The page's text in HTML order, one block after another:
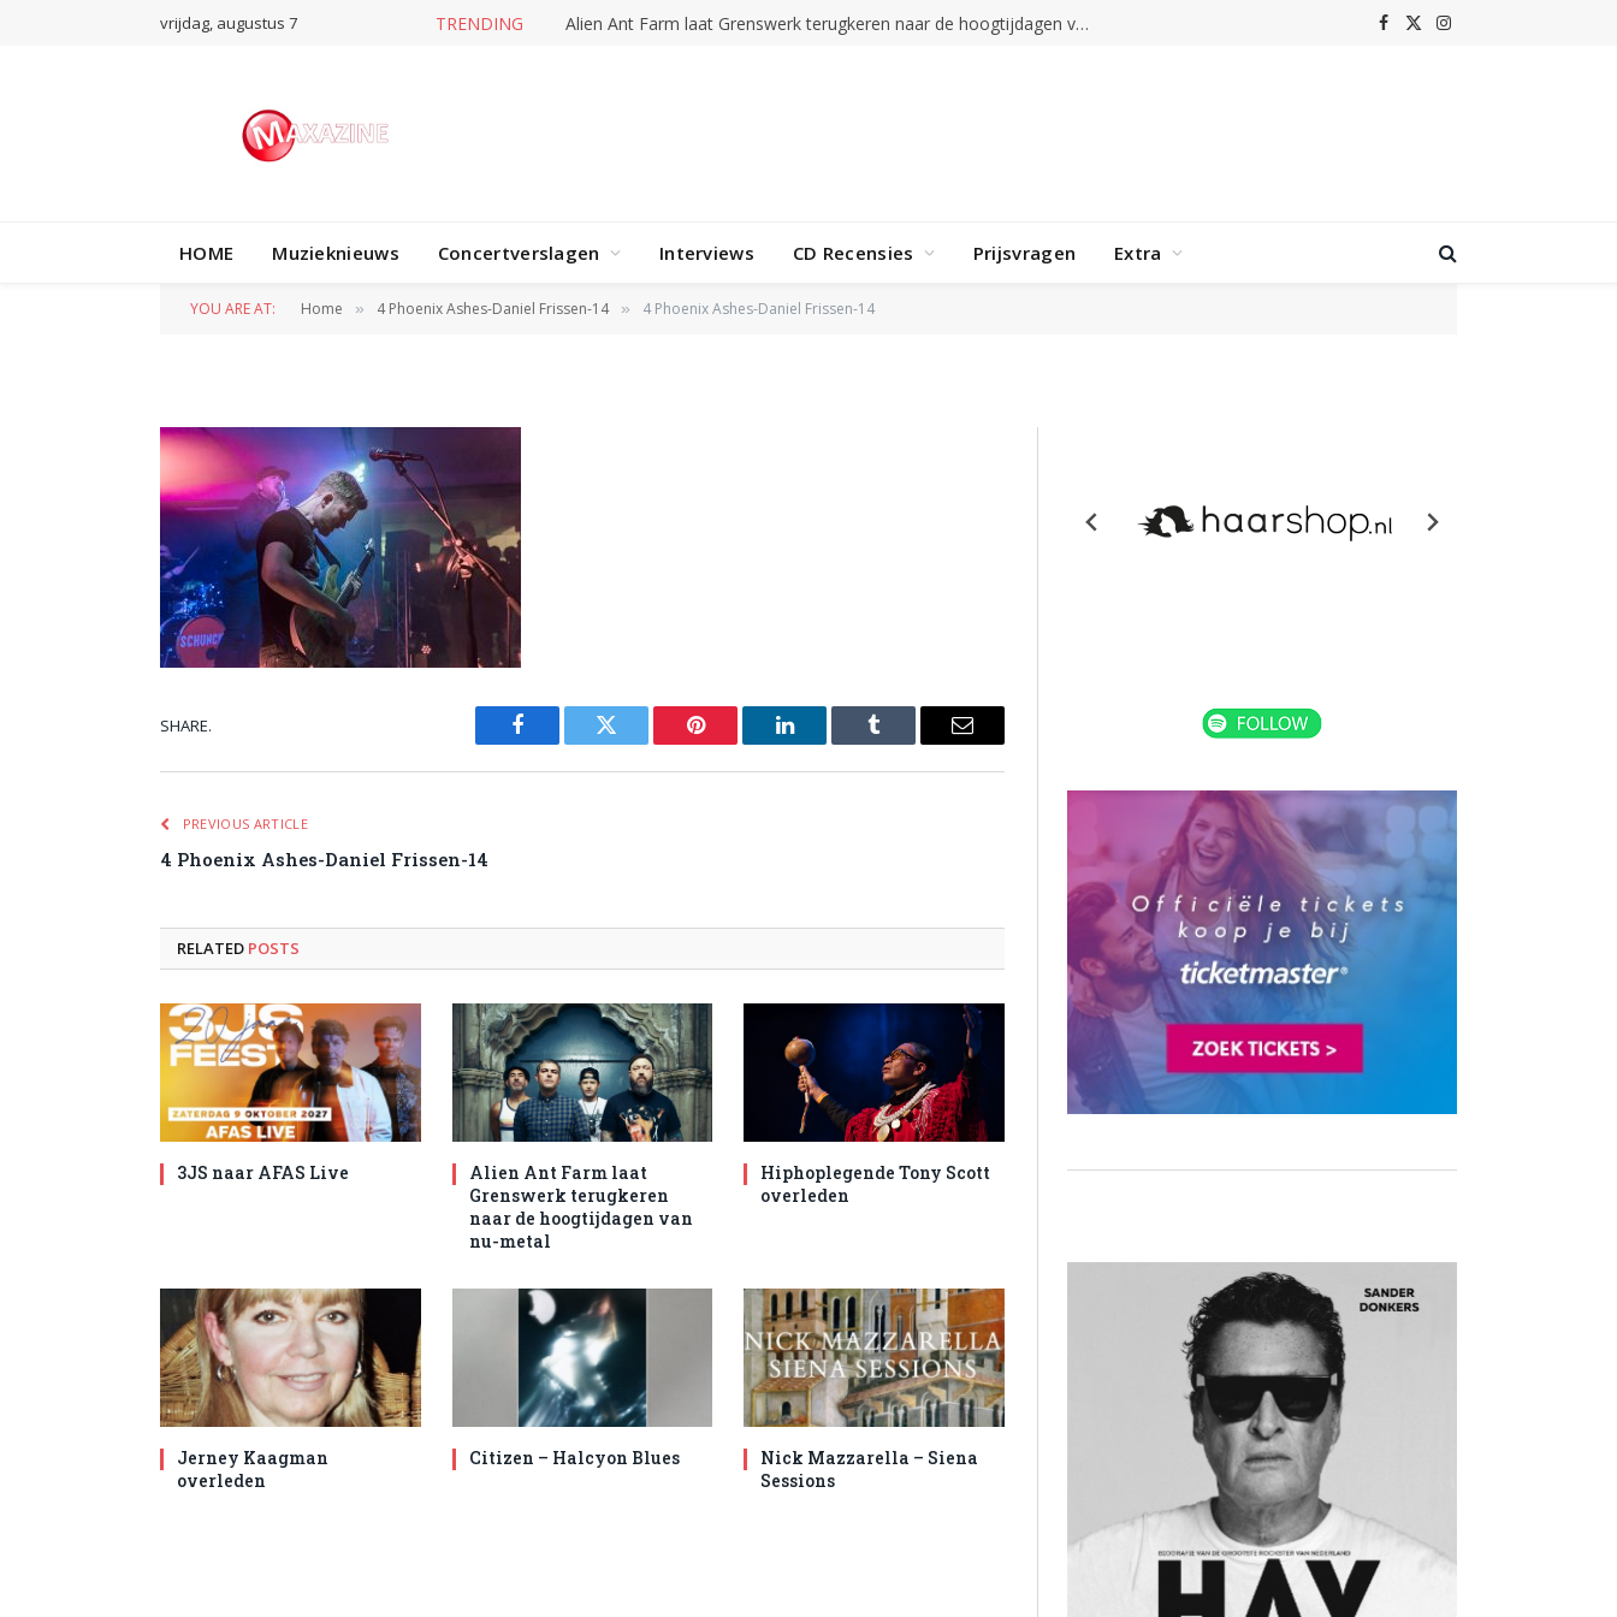
vrijdag, augustus 7 TRENDING Alien Ant Farm laat Grenswerk terugkeren naar de hoogtijdagen van nu-metal Facebook
X
Instagram
HOME Muzieknieuws Concertverslagen Interviews CD Recensies Prijsvragen Extra
YOU ARE AT: Home » 4 Phoenix Ashes-Daniel Frissen-14 » 4 Phoenix Ashes-Daniel Frissen-14
4 Phoenix Ashes-Daniel Frissen-14
SHARE.
Facebook Twitter Pinterest LinkedIn Tumblr Email
PREVIOUS ARTICLE
4 Phoenix Ashes-Daniel Frissen-14
RELATED POSTS
3JS naar AFAS Live
Alien Ant Farm laat
Grenswerk terugkeren
naar de hoogtijdagen van
nu-metal
Hiphoplegende Tony Scott
overleden
Jerney Kaagman
overleden
Citizen – Halcyon Blues
Nick Mazzarella – Siena
Sessions